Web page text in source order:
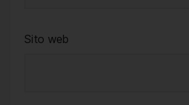
Sito web